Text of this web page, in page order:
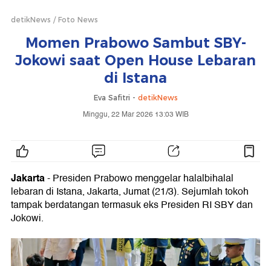
detikNews Foto News
Momen Prabowo Sambut SBY-
Jokowi saat Open House Lebaran
di Istana
Eva Safitri - detikNews
Minggu, 22 Mar 2026 13:03 WIB
Jakarta- Presiden Prabowo menggelar halalbihalal
lebaran di Istana, Jakarta, Jumat (21/3). Sejumlah tokoh
tampak berdatangan termasuk eks Presiden RI SBY dan
Jokowi.